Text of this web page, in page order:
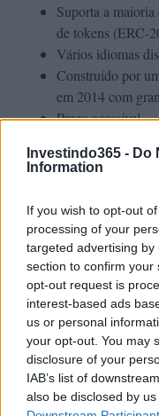
Investindo365 - Do
Information
If you wish to opt-out
processing of your
targeted advertising
section to confirm your
opt-out request is
interest-based ads
us or personal
your opt-out. You may
disclosure of your
IAB’s list of
also be disclosed by
Suporta a
de tokens (ERC-
Vários idiomas
Construído por
em 2014 com
Preço acessível
Ledger Nano X
Chip de
Ledger Nano S
Pode ser usado
smartphone e
Leve e portátil
Tela maior
Mais espaço de
Suporta a maioria
de tokens (ERC-
Vários idiomas